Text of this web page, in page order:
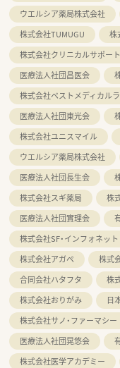
ウエルシア薬局株式会社
株式会社TUMUGU
株
株式会社クリニカルサポート
医療法人社団昌医会
株式会社ベストメディカル
医療法人社団東光会
株式会社ユニスマイル
ウエルシア薬局株式会社
医療法人社団長生会
株式会社スギ薬局
株
医療法人社団實理会
株式会社SF・インフォネット
株式会社アガペ
株式
合同会社ハタフタ
株
株式会社おりがみ
日
株式会社サノ・ファーマシー
医療法人社団晃悠会
株式会社医学アカデミー